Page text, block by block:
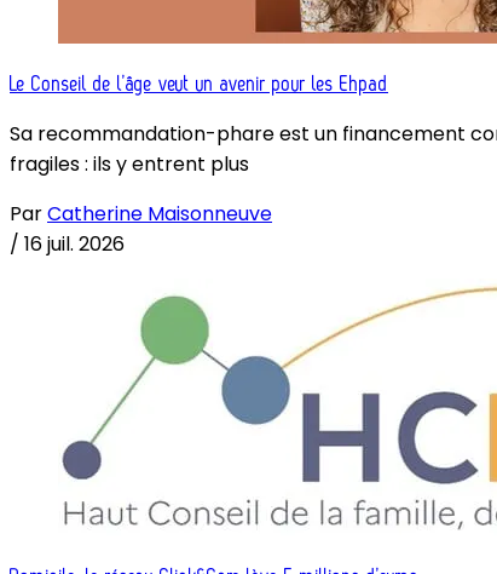
Le Conseil de l’âge veut un avenir pour les Ehpad
Sa recommandation-phare est un financement
fragiles : ils y entrent plus
ParCatherine Maisonneuve
/ 16 juil. 2026